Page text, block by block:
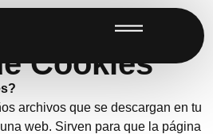
Cookies
archivos que se descargan en tu
web. Sirven para que la página